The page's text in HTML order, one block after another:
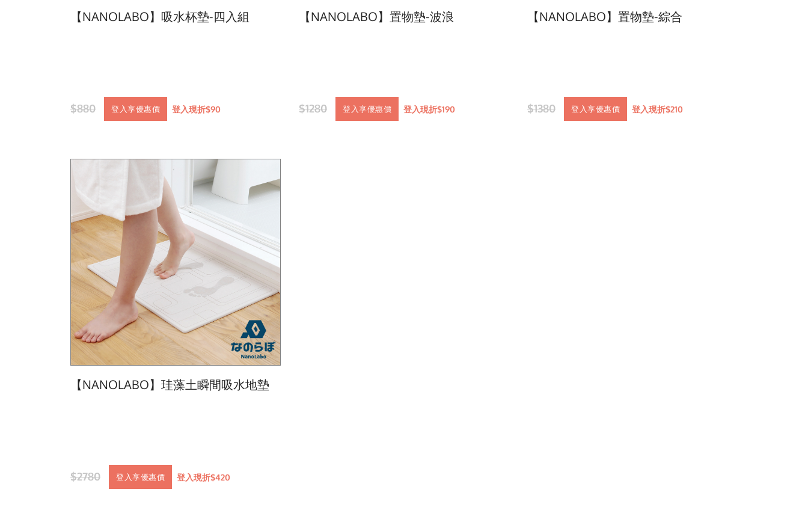
【NANOLABO】吸水杯墊-四入組
$880 登入享優惠價 登入現折$90
【NANOLABO】置物墊-波浪
$1280 登入享優惠價 登入現折$190
【NANOLABO】置物墊-綜合
$1380 登入享優惠價 登入現折$210
【NANOLABO】珪藻土瞬間吸水地墊
$2780 登入享優惠價 登入現折$420